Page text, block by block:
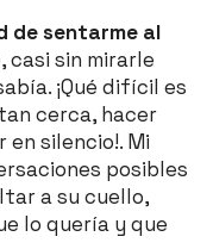
de sentarme al
casi sin mirarle
¡Qué difícil es
cerca, hacer
en silencio!. Mi
posibles
a su cuello,
lo quería y que